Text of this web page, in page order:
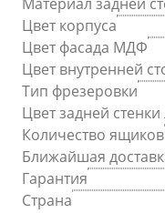
Цвет корпуса
Цвет фасада МДФ
Цвет внутренней
Тип фрезеровки
Цвет задней
Количество ящиков
Ближайшая
Гарантия
Страна